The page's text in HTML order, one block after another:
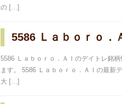
の […]
5586 Ｌａｂｏｒｏ．
5586 Ｌａｂｏｒｏ．ＡＩのデイトレ銘
ます。 5586 Ｌａｂｏｒｏ．ＡＩの最新
大 […]